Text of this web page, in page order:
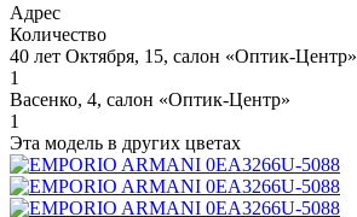
Адрес
Количество
40 лет Октября, 15, салон «Оптик-Центр»
1
Васенко, 4, салон «Оптик-Центр»
1
Эта модель в других цветах